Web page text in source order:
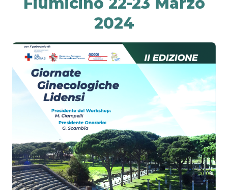
2024